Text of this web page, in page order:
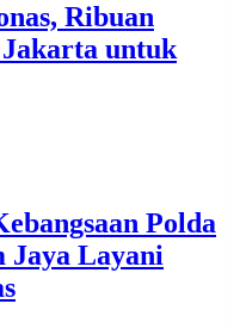
Ribuan
Jakarta untuk
Polda
Jaya Layani